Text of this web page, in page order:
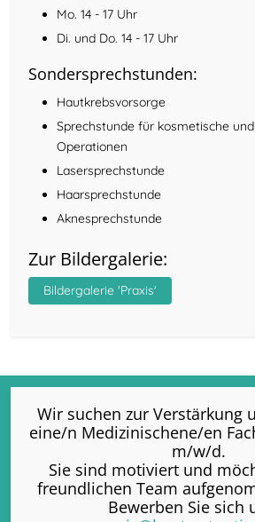
Mo. 14 - 17 Uhr
Di. und Do. 14 - 17 Uhr
Sondersprechstunden:
Hautkrebsvorsorge
Sprechstunde für kosmetische
Operationen
Lasersprechstunde
Haarsprechstunde
Aknesprechstunde
Zur Bildergalerie:
Bildergalerie 'Praxis'
Wir suchen zur Verstärkung
eine/n Medizinischene/en
m/w/d.
Sie sind motiviert und
freundlichen Team
Bewerben Sie sich